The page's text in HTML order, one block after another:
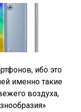
ибо это
именно такие
воздуха,